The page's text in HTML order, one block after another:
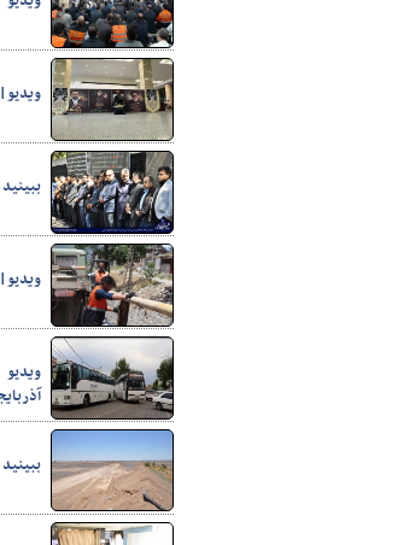
شهرسازی